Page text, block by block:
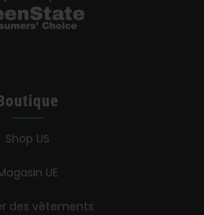
Shop US
UE
des vêtements